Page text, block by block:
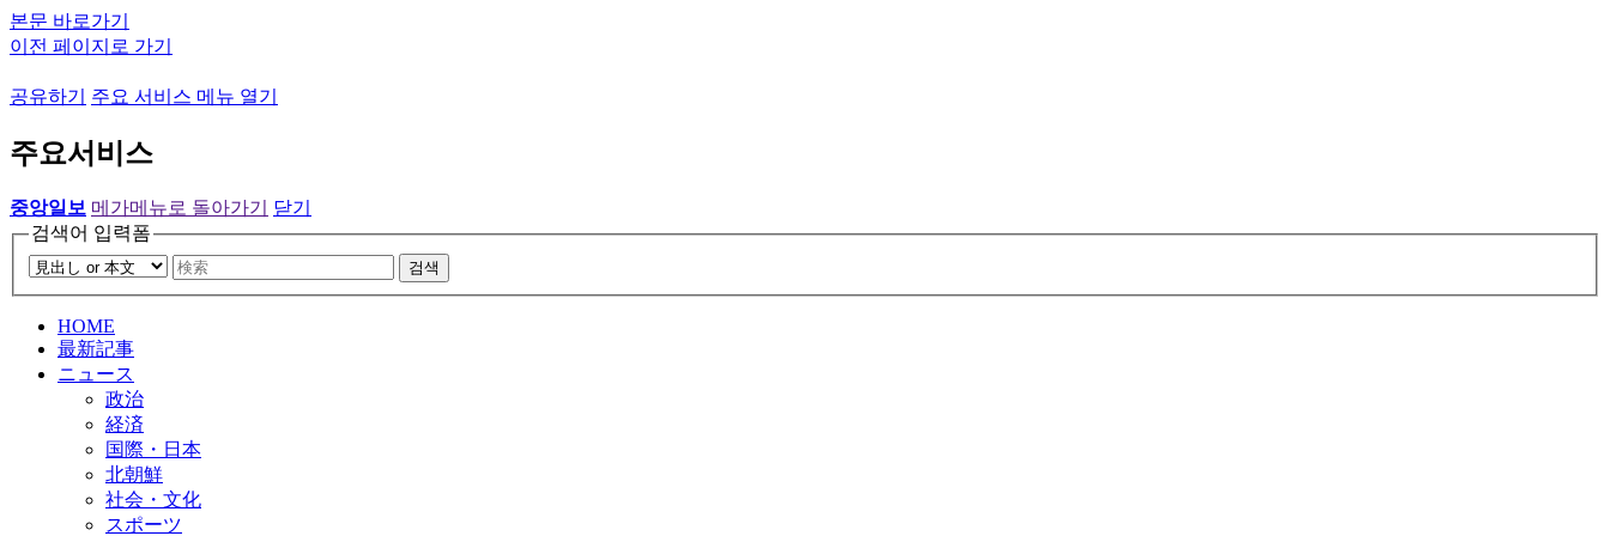
본문 바로가기
이전 페이지로 가기
공유하기 주요 서비스 메뉴 열기
주요서비스
중앙일보 메가메뉴로 돌아가기
닫기
검색어 입력폼
검색
HOME
最新記事
ニュース
政治
経済
国際・日本
北朝鮮
社会・文化
スポーツ